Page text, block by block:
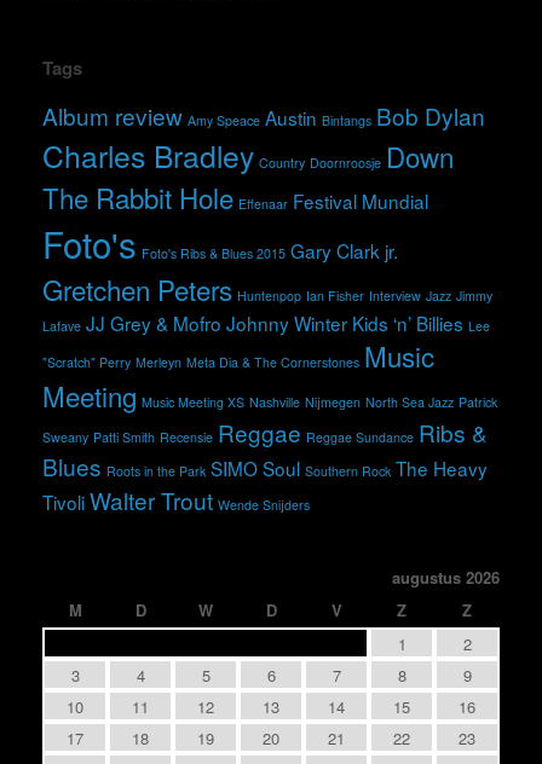
Tags
Album review Amy Speace Austin Bintangs Bob Dylan
Charles Bradley Country Doornroosje Down
The Rabbit Hole Effenaar Festival Mundial
Foto's Foto's Ribs & Blues 2015 Gary Clark jr.
Gretchen Peters Huntenpop Ian Fisher Interview Jazz Jimmy
Lafave JJ Grey & Mofro Johnny Winter Kids ‘n’ Billies Lee
"Scratch" Perry Merleyn Meta Dia & The Cornerstones Music
Meeting Music Meeting XS Nashville Nijmegen North Sea Jazz Patrick
Sweany Patti Smith Recensie Reggae Reggae Sundance Ribs &
Blues Roots in the Park SIMOSoul Southern Rock The Heavy
TivoliWalter Trout Wende Snijders
augustus 2026
M
D W D V Z
Z
1
2
3
4 5 6 7 8
9
10
11 12 13 14 15
16
17
18 19 20 21 22
23